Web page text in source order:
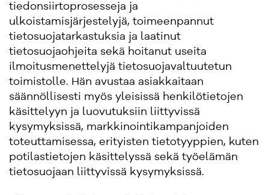
tiedonsiirtoprosesseja ja
ulkoistamisjärjestelyjä, toimeenpannut
tietosuojatarkastuksia ja laatinut
tietosuojaohjeita sekä hoitanut useita
ilmoitusmenettelyjä tietosuojavaltuutetun
toimistolle. Hän avustaa asiakkaitaan
säännöllisesti myös yleisissä henkilötietojen
käsittelyyn ja luovutuksiin liittyvissä
kysymyksissä, markkinointikampanjoiden
toteuttamisessa, erityisten tietotyyppien, kuten
potilastietojen käsittelyssä sekä työelämän
tietosuojaan liittyvissä kysymyksissä.